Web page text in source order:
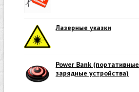
Лазерные указки
Power Bank (портативные
зарядные устройства)